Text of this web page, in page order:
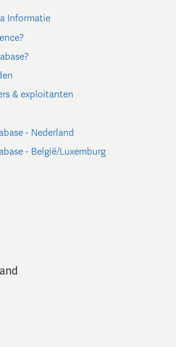
Informatie
& exploitanten
- Nederland
- België/Luxemburg